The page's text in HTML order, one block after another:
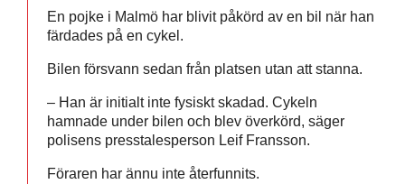
En pojke i Malmö har blivit påkörd av en bil när han
färdades på en cykel.
Bilen försvann sedan från platsen utan att stanna.
– Han är initialt inte fysiskt skadad. Cykeln
hamnade under bilen och blev överkörd, säger
polisens presstalesperson Leif Fransson.
Föraren har ännu inte återfunnits.